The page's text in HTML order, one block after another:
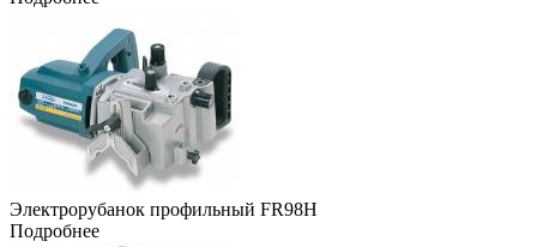
Электрорубанок профильный FR98H
Подробнее